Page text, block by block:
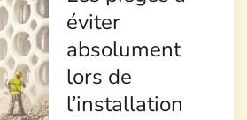
éviter
absolument
lors de
l’installation